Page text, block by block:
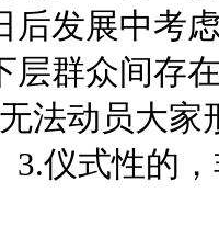
后发展中考
层群众间存
法动员大
3.仪式性的